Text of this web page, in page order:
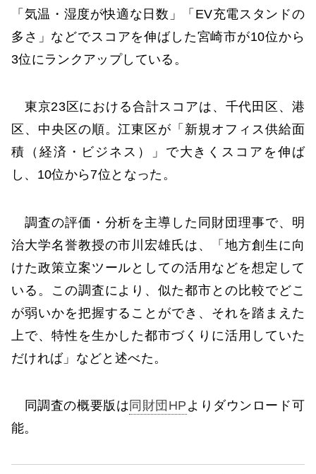
「気温・湿度が快適な日数」「EV充電スタンドの
多さ」などでスコアを伸ばした宮崎市が10位から
3位にランクアップしている。
東京23区における合計スコアは、千代田区、港
区、中央区の順。江東区が「新規オフィス供給面
積（経済・ビジネス）」で大きくスコアを伸ば
し、10位から7位となった。
調査の評価・分析を主導した同財団理事で、明
治大学名誉教授の市川宏雄氏は、「地方創生に向
けた政策立案ツールとしての活用などを想定して
いる。この調査により、似た都市との比較でどこ
が弱いかを把握することができ、それを踏まえた
上で、特性を生かした都市づくりに活用していた
だければ」などと述べた。
同調査の概要版は 同財団HP よりダウンロード可
能。